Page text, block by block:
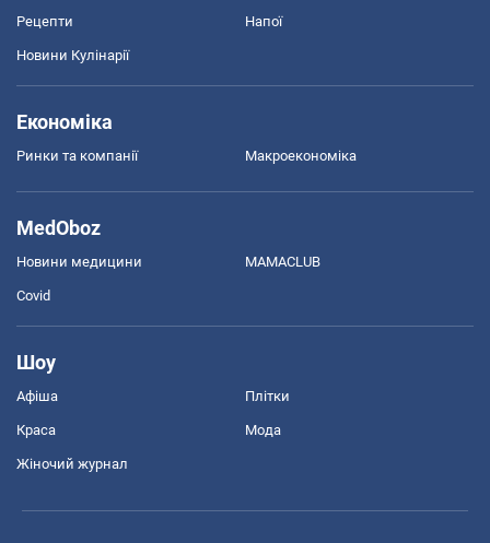
Рецепти Напої
Новини Кулінарії
Економіка
Ринки та компанії Макроекономіка
MedOboz
Новини медицини MAMACLUB
Covid
Шоу
Афіша Плітки
Краса Мода
Жіночий журнал